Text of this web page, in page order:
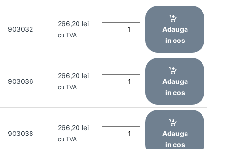
903032
266,20 lei
cu TVA
Adauga
in cos
903036
266,20 lei
cu TVA
Adauga
in cos
903038
266,20 lei
cu TVA
Adauga
in cos